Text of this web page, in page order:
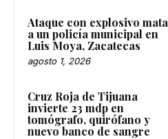
Ataque con explosivo mata
a un policía municipal en
Luis Moya, Zacatecas
agosto 1, 2026
Cruz Roja de Tijuana
invierte 23 mdp en
tomógrafo, quirófano y
nuevo banco de sangre